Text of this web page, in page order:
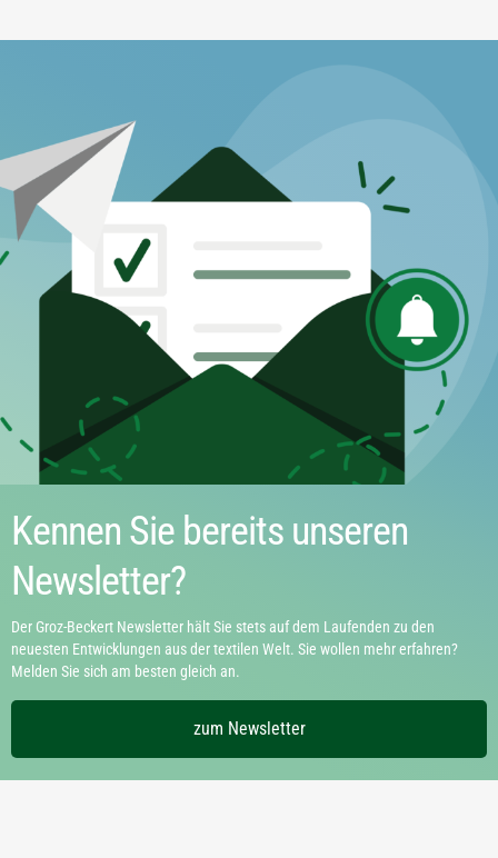
Kennen Sie bereits unseren
Newsletter?
Der Groz-Beckert Newsletter hält Sie stets auf dem Laufenden zu den
neuesten Entwicklungen aus der textilen Welt. Sie wollen mehr erfahren?
Melden Sie sich am besten gleich an.
zum Newsletter